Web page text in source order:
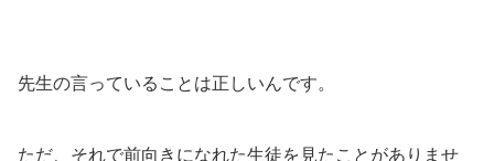
先生の言っていることは正しいんです。
ただ、それで前向きになれた生徒を見たことがありませ